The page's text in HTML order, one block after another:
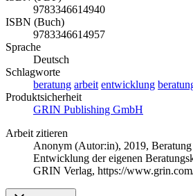
9783346614940
ISBN (Buch)
9783346614957
Sprache
Deutsch
Schlagworte
beratung arbeit entwicklung
Produktsicherheit
GRIN Publishing GmbH
Arbeit zitieren
Anonym (Autor:in), 2019,
Entwicklung der eigenen
GRIN Verlag, https://